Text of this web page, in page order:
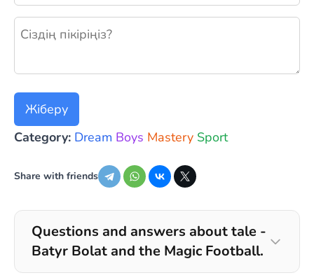
Жаңа пікір қалдыру
Жіберу
Category: Dream Boys Mastery Sport
Share with friends
Questions and answers about tale -
Batyr Bolat and the Magic Football.